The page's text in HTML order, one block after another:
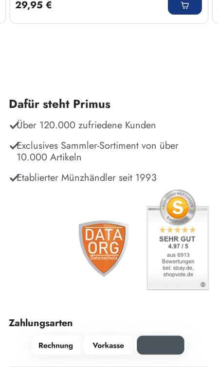
29,95 €
Dafür steht Primus
Über 120.000 zufriedene Kunden
Exclusives Sammler-Sortiment von über
10.000 Artikeln
Etablierter Münzhändler seit 1993
Zahlungsarten